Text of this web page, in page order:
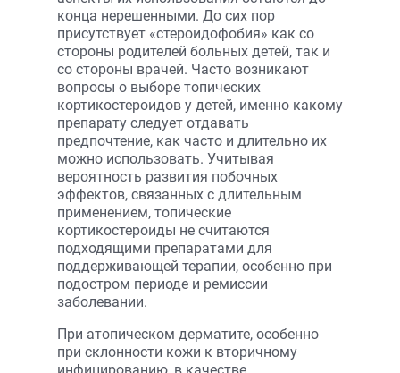
конца нерешенными. До сих пор
присутствует «стероидофобия» как со
стороны родителей больных детей, так и
со стороны врачей. Часто возникают
вопросы о выборе топических
кортикостероидов у детей, именно какому
препарату следует отдавать
предпочтение, как часто и длительно их
можно использовать. Учитывая
вероятность развития побочных
эффектов, связанных с длительным
применением, топические
кортикостероиды не считаются
подходящими препаратами для
поддерживающей терапии, особенно при
подостром периоде и ремиссии
заболевании.
При атопическом дерматите, особенно
при склонности кожи к вторичному